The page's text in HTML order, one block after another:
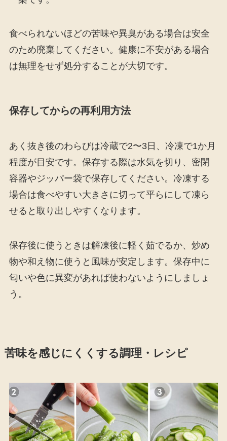
食べられないほどの苦味や異臭がある場合は安全
のため廃棄してください。健康に不安がある場合
は無理をせず処分することが大切です。
保存してからの再利用方法
あく抜き後のわらびは冷蔵で2〜3日、冷凍で1か月
程度が目安です。保存する際は水気を切り、密閉
容器やジッパー袋で保存してください。冷凍する
場合は食べやすい大きさに切って平らにして凍ら
せると取り出しやすくなります。
保存後に使うときは解凍後に軽く茹でるか、炒め
物や和え物に使うと風味が安定します。保存中に
匂いや色に異変があれば使わないようにしましょ
う。
苦味を感じにくくする調理・レシピ